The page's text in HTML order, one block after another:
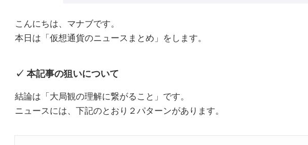
こんにちは、マナブです。
本日は「仮想通貨のニュースまとめ」をします。
本記事の狙いについて
結論は「大局観の理解に繋がること」です。
ニュースには、下記のとおり２パターンがあります。